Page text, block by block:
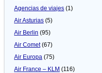
Agencias de viajes (1)
Air Asturias (5)
Air Berlin (95)
Air Comet(67)
Air Europa (75)
Air France – KLM (116)